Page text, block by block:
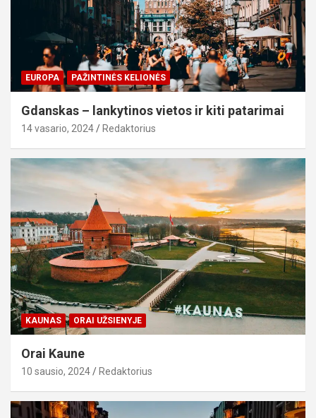
EUROPA PAŽINTINĖS KELIONĖS
Gdanskas – lankytinos vietos ir kiti patarimai
14 vasario, 2024 Redaktorius
KAUNAS ORAI UŽSIENYJE
Orai Kaune
10 sausio, 2024 Redaktorius